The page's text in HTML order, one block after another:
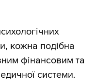
кожна подібна
фінансовим та
системи.